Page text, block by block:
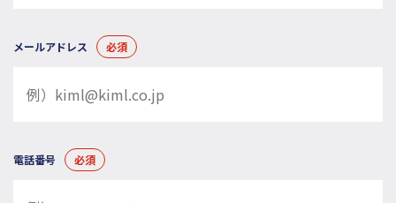
メールアドレス 必須
電話番号 必須